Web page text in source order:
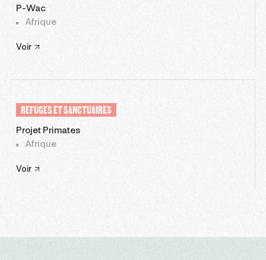
P-Wac
Afrique
Voir
REFUGES ET SANCTUAIRES
Projet Primates
Afrique
Voir